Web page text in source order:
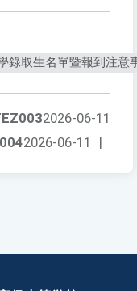
錄取生名單暨報到注意
2026-06-11
2026-06-11 |